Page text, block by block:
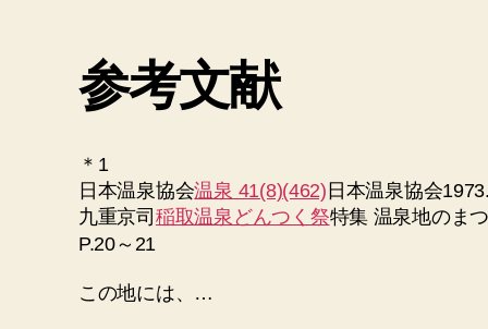
参考文献
＊1
日本温泉協会温泉 41(8)(462) 日本温泉協会
九重京司 稲取温泉どんつく祭特集 温泉地のま
P.20～21
この地には、…